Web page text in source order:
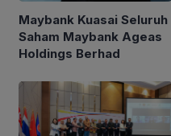
Maybank Kuasai Seluruh
Saham Maybank Ageas
Holdings Berhad